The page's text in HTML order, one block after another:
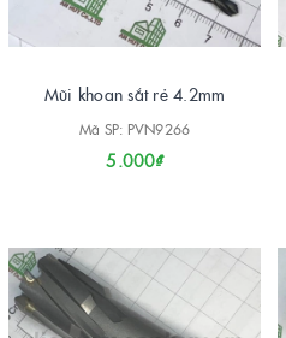
Mũi khoan sắt rẻ 4.2mm
Mã SP: PVN9266
5.000₫